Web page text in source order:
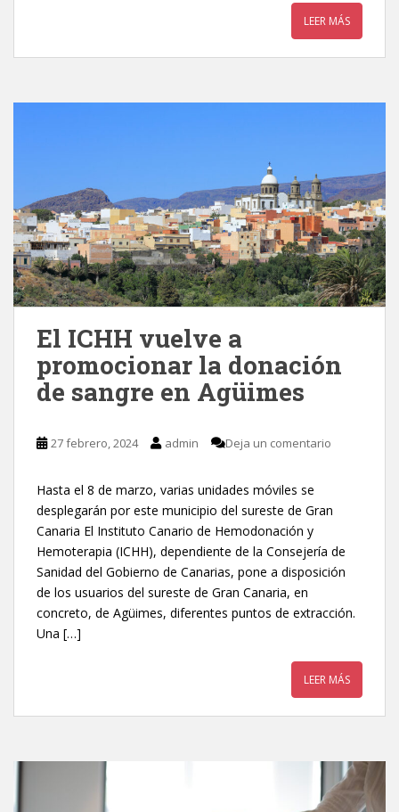
LEER MÁS
El ICHH vuelve a
promocionar la donación
de sangre en Agüimes
27 febrero, 2024 admin Deja un comentario
Hasta el 8 de marzo, varias unidades móviles se
desplegarán por este municipio del sureste de Gran
Canaria El Instituto Canario de Hemodonación y
Hemoterapia (ICHH), dependiente de la Consejería de
Sanidad del Gobierno de Canarias, pone a disposición
de los usuarios del sureste de Gran Canaria, en
concreto, de Agüimes, diferentes puntos de extracción.
Una […]
LEER MÁS